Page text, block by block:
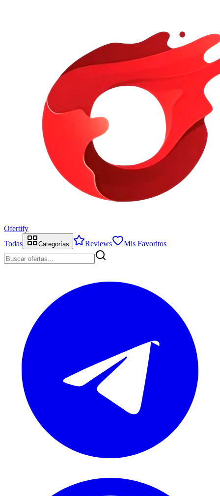
Ofertify
Todas
Categorías Reviews Mis Favoritos